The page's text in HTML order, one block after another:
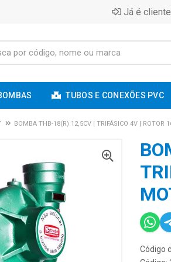
Já é
TUBOS E CONEXÕES PVC
BOMBA THB-18(R) 12,5CV | TRIFÁSICO 4V | ROTOR
Código